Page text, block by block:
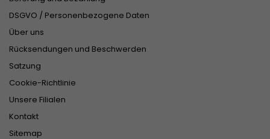
DSGVO / Personenbezogene Daten
Über uns
Rücksendungen und Beschwerden
Satzung
Cookie-Richtlinie
Unsere Filialen
Kontakt
Sitemap